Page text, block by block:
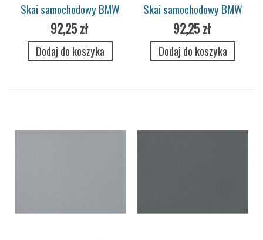
Skai samochodowy BMW
Merino 7706 silverstone
92,25 zł
Dodaj do koszyka
Skai samochodowy BMW
Merino 7705 alpaca grey
92,25 zł
Dodaj do koszyka